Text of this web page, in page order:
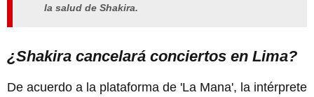
la salud de Shakira.
¿Shakira cancelará conciertos en Lima?
De acuerdo a la plataforma de 'La Mana', la intérprete